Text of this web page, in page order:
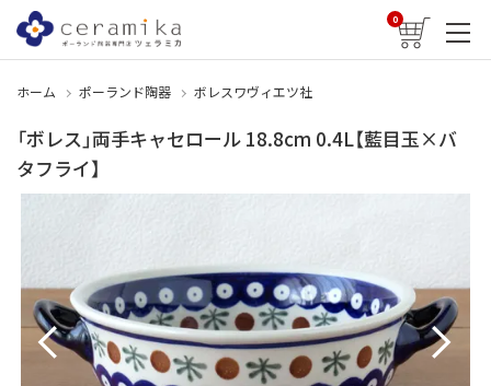
0
ホーム ポーランド陶器 ボレスワヴィエツ社
「ボレス」両手キャセロール 18.8cm 0.4L【藍目玉×バ
タフライ】